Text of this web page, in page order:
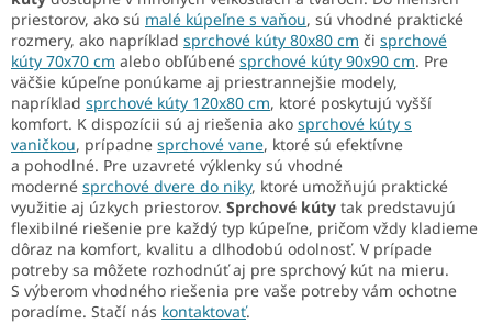
priestorov, ako sú malé kúpeľne s vaňou, sú vhodné praktické
rozmery, ako napríklad sprchové kúty 80x80 cm či sprchové
kúty 70x70 cm alebo obľúbené sprchové kúty 90x90 cm. Pre
väčšie kúpeľne ponúkame aj priestrannejšie modely,
napríklad sprchové kúty 120x80 cm, ktoré poskytujú vyšší
komfort. K dispozícii sú aj riešenia ako sprchové kúty s
vaničkou, prípadne sprchové vane, ktoré sú efektívne
a pohodlné. Pre uzavreté výklenky sú vhodné
moderné sprchové dvere do niky, ktoré umožňujú praktické
využitie aj úzkych priestorov. Sprchové kúty tak predstavujú
flexibilné riešenie pre každý typ kúpeľne, pričom vždy kladieme
dôraz na komfort, kvalitu a dlhodobú odolnosť. V prípade
potreby sa môžete rozhodnúť aj pre sprchový kút na mieru.
S výberom vhodného riešenia pre vaše potreby vám ochotne
poradíme. Stačí nás kontaktovať.